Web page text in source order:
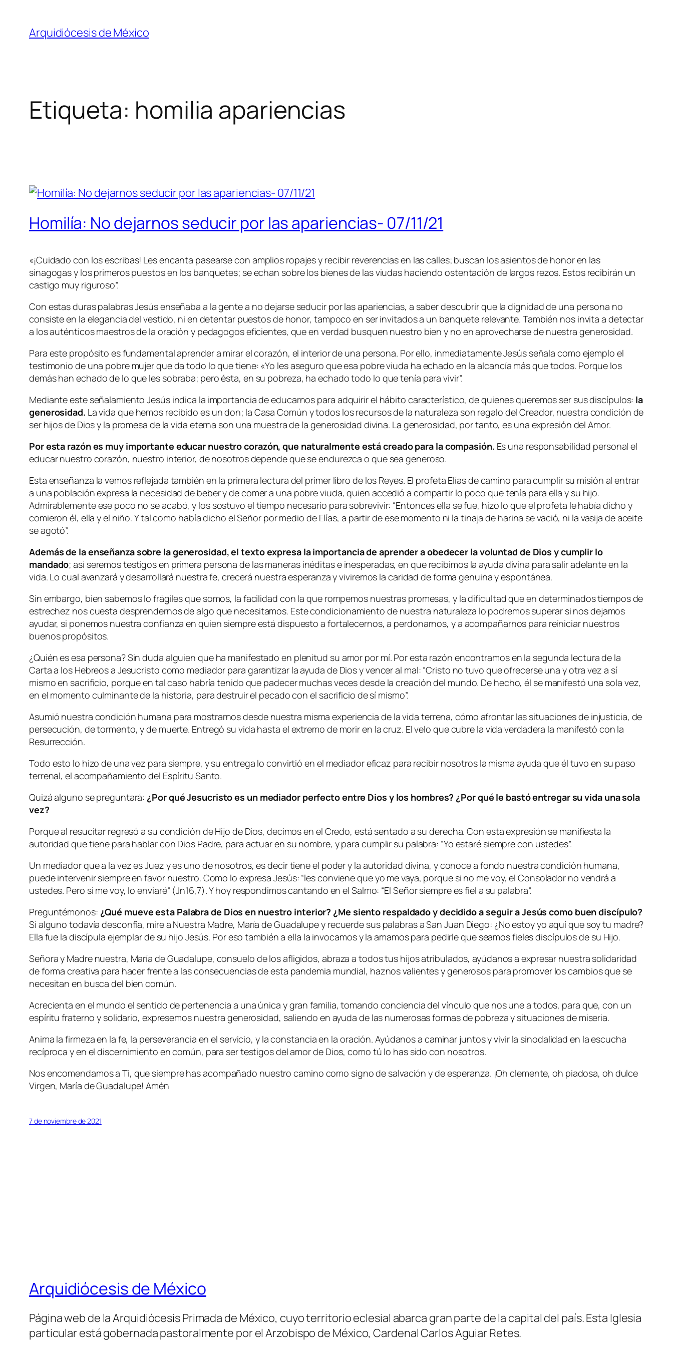
contenido
Arquidiócesis de México
Etiqueta: homilia apariencias
Homilía: No dejarnos seducir por las apariencias- 07/11/21
«¡Cuidado con los escribas! Les encanta pasearse con amplios ropajes y recibir reverencias en las calles; buscan los asientos de honor en las
sinagogas y los primeros puestos en los banquetes; se echan sobre los bienes de las viudas haciendo ostentación de largos rezos. Estos recibirán un
castigo muy riguroso”.
Con estas duras palabras Jesús enseñaba a la gente a no dejarse seducir por las apariencias, a saber descubrir que la dignidad de una persona no
consiste en la elegancia del vestido, ni en detentar puestos de honor, tampoco en ser invitados a un banquete relevante. También nos invita a detectar
a los auténticos maestros de la oración y pedagogos eficientes, que en verdad busquen nuestro bien y no en aprovecharse de nuestra generosidad.
Para este propósito es fundamental aprender a mirar el corazón, el interior de una persona. Por ello, inmediatamente Jesús señala como ejemplo el
testimonio de una pobre mujer que da todo lo que tiene: «Yo les aseguro que esa pobre viuda ha echado en la alcancía más que todos. Porque los
demás han echado de lo que les sobraba; pero ésta, en su pobreza, ha echado todo lo que tenía para vivir”.
Mediante este señalamiento Jesús indica la importancia de educarnos para adquirir el hábito característico, de quienes queremos ser sus discípulos: la
generosidad. La vida que hemos recibido es un don; la Casa Común y todos los recursos de la naturaleza son regalo del Creador, nuestra condición de
ser hijos de Dios y la promesa de la vida eterna son una muestra de la generosidad divina. La generosidad, por tanto, es una expresión del Amor.
Por esta razón es muy importante educar nuestro corazón, que naturalmente está creado para la compasión. Es una responsabilidad personal el
educar nuestro corazón, nuestro interior, de nosotros depende que se endurezca o que sea generoso.
Esta enseñanza la vemos reflejada también en la primera lectura del primer libro de los Reyes. El profeta Elías de camino para cumplir su misión al entrar
a una población expresa la necesidad de beber y de comer a una pobre viuda, quien accedió a compartir lo poco que tenía para ella y su hijo.
Admirablemente ese poco no se acabó, y los sostuvo el tiempo necesario para sobrevivir: “Entonces ella se fue, hizo lo que el profeta le había dicho y
comieron él, ella y el niño. Y tal como había dicho el Señor por medio de Elías, a partir de ese momento ni la tinaja de harina se vació, ni la vasija de aceite
se agotó”.
Además de la enseñanza sobre la generosidad, el texto expresa la importancia de aprender a obedecer la voluntad de Dios y cumplir lo
mandado; así seremos testigos en primera persona de las maneras inéditas e inesperadas, en que recibimos la ayuda divina para salir adelante en la
vida. Lo cual avanzará y desarrollará nuestra fe, crecerá nuestra esperanza y viviremos la caridad de forma genuina y espontánea.
Sin embargo, bien sabemos lo frágiles que somos, la facilidad con la que rompemos nuestras promesas, y la dificultad que en determinados tiempos de
estrechez nos cuesta desprendernos de algo que necesitamos. Este condicionamiento de nuestra naturaleza lo podremos superar si nos dejamos
ayudar, si ponemos nuestra confianza en quien siempre está dispuesto a fortalecernos, a perdonarnos, y a acompañarnos para reiniciar nuestros
buenos propósitos.
¿Quién es esa persona? Sin duda alguien que ha manifestado en plenitud su amor por mí. Por esta razón encontramos en la segunda lectura de la
Carta a los Hebreos a Jesucristo como mediador para garantizar la ayuda de Dios y vencer al mal: “Cristo no tuvo que ofrecerse una y otra vez a sí
mismo en sacrificio, porque en tal caso habría tenido que padecer muchas veces desde la creación del mundo. De hecho, él se manifestó una sola vez,
en el momento culminante de la historia, para destruir el pecado con el sacrificio de sí mismo”.
Asumió nuestra condición humana para mostrarnos desde nuestra misma experiencia de la vida terrena, cómo afrontar las situaciones de injusticia, de
persecución, de tormento, y de muerte. Entregó su vida hasta el extremo de morir en la cruz. El velo que cubre la vida verdadera la manifestó con la
Resurrección.
Todo esto lo hizo de una vez para siempre, y su entrega lo convirtió en el mediador eficaz para recibir nosotros la misma ayuda que él tuvo en su paso
terrenal, el acompañamiento del Espíritu Santo.
Quizá alguno se preguntará: ¿Por qué Jesucristo es un mediador perfecto entre Dios y los hombres? ¿Por qué le bastó entregar su vida una sola
vez?
Porque al resucitar regresó a su condición de Hijo de Dios, decimos en el Credo, está sentado a su derecha. Con esta expresión se manifiesta la
autoridad que tiene para hablar con Dios Padre, para actuar en su nombre, y para cumplir su palabra: “Yo estaré siempre con ustedes”.
Un mediador que a la vez es Juez y es uno de nosotros, es decir tiene el poder y la autoridad divina, y conoce a fondo nuestra condición humana,
puede intervenir siempre en favor nuestro. Como lo expresa Jesús: “les conviene que yo me vaya, porque si no me voy, el Consolador no vendrá a
ustedes. Pero si me voy, lo enviaré” (Jn16,7). Y hoy respondimos cantando en el Salmo: “El Señor siempre es fiel a su palabra”.
Preguntémonos: ¿Qué mueve esta Palabra de Dios en nuestro interior? ¿Me siento respaldado y decidido a seguir a Jesús como buen discípulo?
Si alguno todavía desconfía, mire a Nuestra Madre, María de Guadalupe y recuerde sus palabras a San Juan Diego: ¿No estoy yo aquí que soy tu madre?
Ella fue la discípula ejemplar de su hijo Jesús. Por eso también a ella la invocamos y la amamos para pedirle que seamos fieles discípulos de su Hijo.
Señora y Madre nuestra, María de Guadalupe, consuelo de los afligidos, abraza a todos tus hijos atribulados, ayúdanos a expresar nuestra solidaridad
de forma creativa para hacer frente a las consecuencias de esta pandemia mundial, haznos valientes y generosos para promover los cambios que se
necesitan en busca del bien común.
Acrecienta en el mundo el sentido de pertenencia a una única y gran familia, tomando conciencia del vínculo que nos une a todos, para que, con un
espíritu fraterno y solidario, expresemos nuestra generosidad, saliendo en ayuda de las numerosas formas de pobreza y situaciones de miseria.
Anima la firmeza en la fe, la perseverancia en el servicio, y la constancia en la oración. Ayúdanos a caminar juntos y vivir la sinodalidad en la escucha
recíproca y en el discernimiento en común, para ser testigos del amor de Dios, como tú lo has sido con nosotros.
Nos encomendamos a Ti, que siempre has acompañado nuestro camino como signo de salvación y de esperanza. ¡Oh clemente, oh piadosa, oh dulce
Virgen, María de Guadalupe! Amén
7 de noviembre de 2021
Arquidiócesis de México
Página web de la Arquidiócesis Primada de México, cuyo territorio eclesial abarca gran parte de la capital del país. Esta Iglesia
particular está gobernada pastoralmente por el Arzobispo de México, Cardenal Carlos Aguiar Retes.